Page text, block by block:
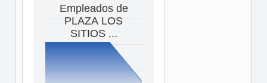
Empleados de
PLAZA LOS
SITIOS ...